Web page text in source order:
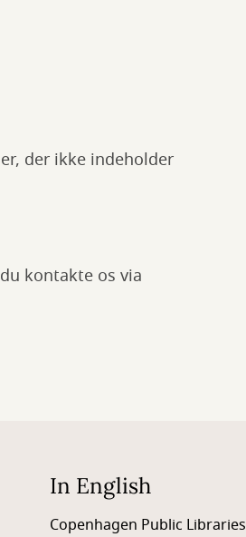
der ikke indeholder
kontakte os via
In English
Copenhagen Public Libraries